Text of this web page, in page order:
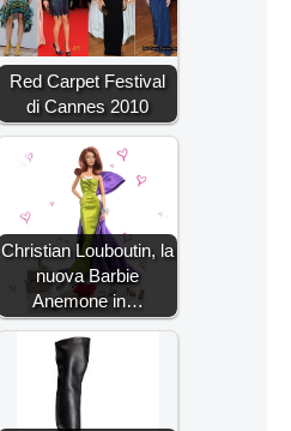
Red Carpet Festival
di Cannes 2010
Christian Louboutin, la
nuova Barbie
Anemone in…